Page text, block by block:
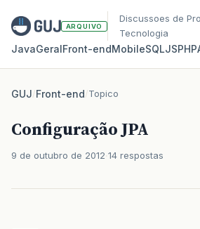
ARQUIVO
Discussoes de
Tecnologia
JavaGeralFront‑endMobileSQLJSPHP
GUJ/Front-end/Topico
Configuração JPA
9 de outubro de 2012 14 respostas